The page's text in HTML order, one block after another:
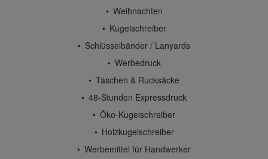
Weihnachten
Kugelschreiber
Schlüsselbänder / Lanyards
Werbedruck
Taschen & Rucksäcke
48-Stunden Expressdruck
Öko-Kugelschreiber
Holzkugelschreiber
Werbemittel für Handwerker